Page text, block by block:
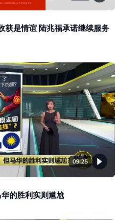
获是情谊 陆兆福承诺继续服务
09:25
的胜利实则尴尬